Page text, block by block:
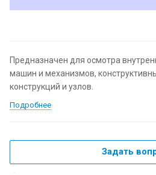
Предназначен для осмотра
машин и механизмов,
конструкций и узлов.
Подробнее
Задать